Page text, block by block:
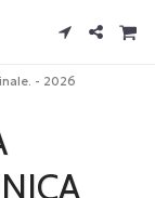
- 2026